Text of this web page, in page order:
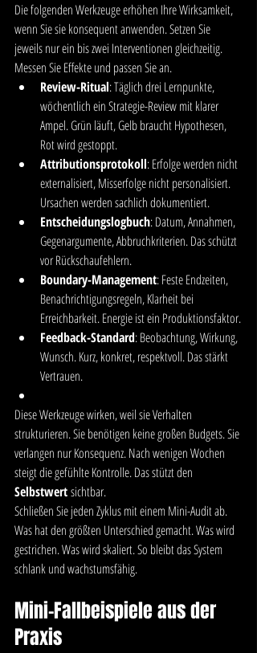
Die folgenden Werkzeuge erhöhen Ihre Wirksamkeit,
wenn Sie sie konsequent anwenden. Setzen Sie
jeweils nur ein bis zwei Interventionen gleichzeitig.
Messen Sie Effekte und passen Sie an.
Review-Ritual: Täglich drei Lernpunkte,
wöchentlich ein Strategie-Review mit klarer
Ampel. Grün läuft, Gelb braucht Hypothesen,
Rot wird gestoppt.
Attributionsprotokoll: Erfolge werden nicht
externalisiert, Misserfolge nicht personalisiert.
Ursachen werden sachlich dokumentiert.
Entscheidungslogbuch: Datum, Annahmen,
Gegenargumente, Abbruchkriterien. Das schützt
vor Rückschaufehlern.
Boundary-Management: Feste Endzeiten,
Benachrichtigungsregeln, Klarheit bei
Erreichbarkeit. Energie ist ein Produktionsfaktor.
Feedback-Standard: Beobachtung, Wirkung,
Wunsch. Kurz, konkret, respektvoll. Das stärkt
Vertrauen.
Diese Werkzeuge wirken, weil sie Verhalten
strukturieren. Sie benötigen keine großen Budgets. Sie
verlangen nur Konsequenz. Nach wenigen Wochen
steigt die gefühlte Kontrolle. Das stützt den
Selbstwert sichtbar.
Schließen Sie jeden Zyklus mit einem Mini-Audit ab.
Was hat den größten Unterschied gemacht. Was wird
gestrichen. Was wird skaliert. So bleibt das System
schlank und wachstumsfähig.
Mini-Fallbeispiele aus der
Praxis